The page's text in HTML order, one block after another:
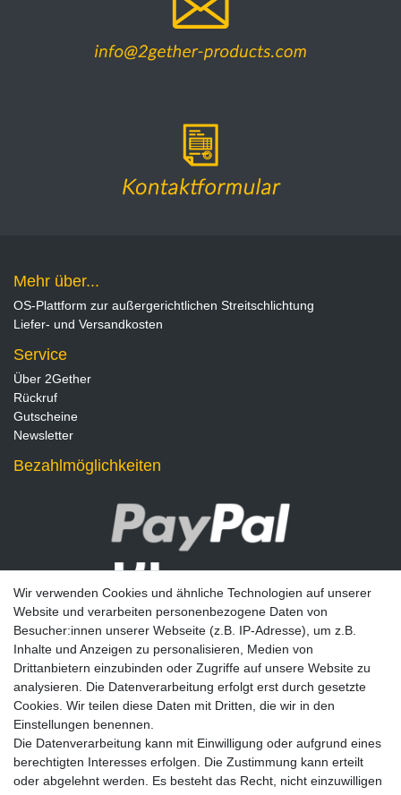
Mehr über...
OS-Plattform zur außergerichtlichen Streitschlichtung
Liefer- und Versandkosten
Service
Über 2Gether
Rückruf
Gutscheine
Newsletter
Bezahlmöglichkeiten
Newsletter
E-MAIL **
Einwilligung kann ich jederzeit widerrufen.**
Wir verwenden Cookies und ähnliche Technologien auf unserer
Website und verarbeiten personenbezogene Daten von
Besucher:innen unserer Webseite (z.B. IP-Adresse), um z.B.
Inhalte und Anzeigen zu personalisieren, Medien von
Drittanbietern einzubinden oder Zugriffe auf unsere Website zu
analysieren. Die Datenverarbeitung erfolgt erst durch gesetzte
Cookies. Wir teilen diese Daten mit Dritten, die wir in den
Einstellungen benennen.
Die Datenverarbeitung kann mit Einwilligung oder aufgrund eines
berechtigten Interesses erfolgen. Die Zustimmung kann erteilt
oder abgelehnt werden. Es besteht das Recht, nicht einzuwilligen